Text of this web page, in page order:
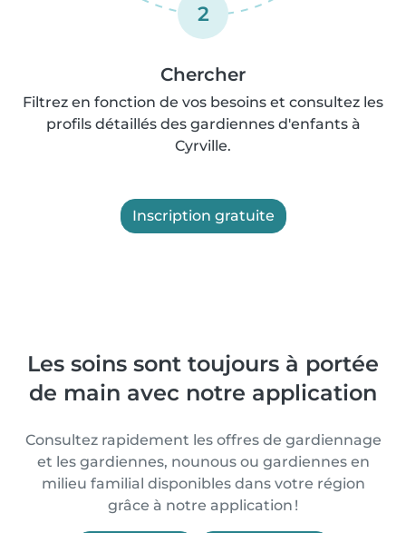
2
Chercher
Filtrez en fonction de vos besoins et consultez les
profils détaillés des gardiennes d'enfants à
Cyrville.
Inscription gratuite
Les soins sont toujours à portée
de main avec notre application
Consultez rapidement les offres de gardiennage
et les gardiennes, nounous ou gardiennes en
milieu familial disponibles dans votre région
grâce à notre application !